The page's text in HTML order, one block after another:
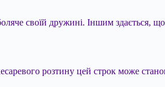
своїй дружині. Іншим здається, що
розтину цей строк може